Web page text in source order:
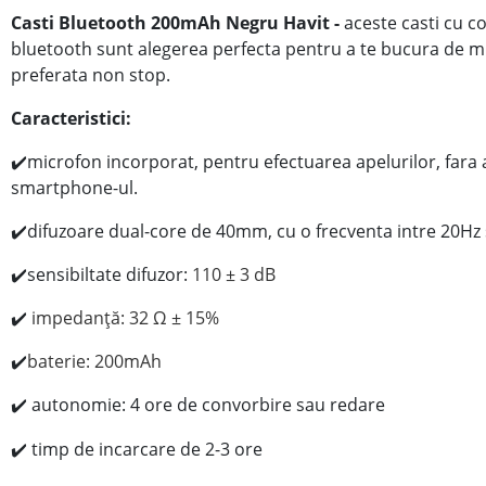
Casti Bluetooth 200mAh Negru Havit-aceste casti cu
bluetooth sunt alegerea perfecta pentru a te bucura de
preferata non stop.
Caracteristici:
✔️microfon incorporat, pentru efectuarea apelurilor, fara
smartphone-ul.
✔️difuzoare dual-core de 40mm, cu o frecventa intre 20Hz
✔️sensibiltate difuzor: 110 ± 3 dB
✔️ impedanță:32 Ω± 15%
✔️baterie: 200mAh
✔️autonomie: 4 ore de convorbire sau redare
✔️timp de incarcare de 2-3 ore